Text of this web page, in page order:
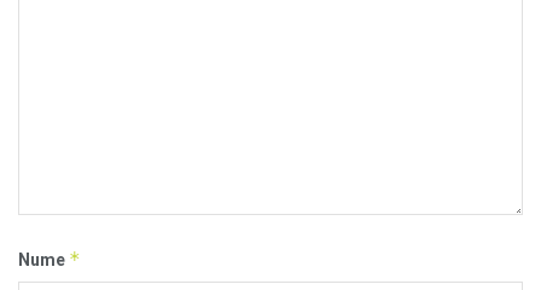
Nume *